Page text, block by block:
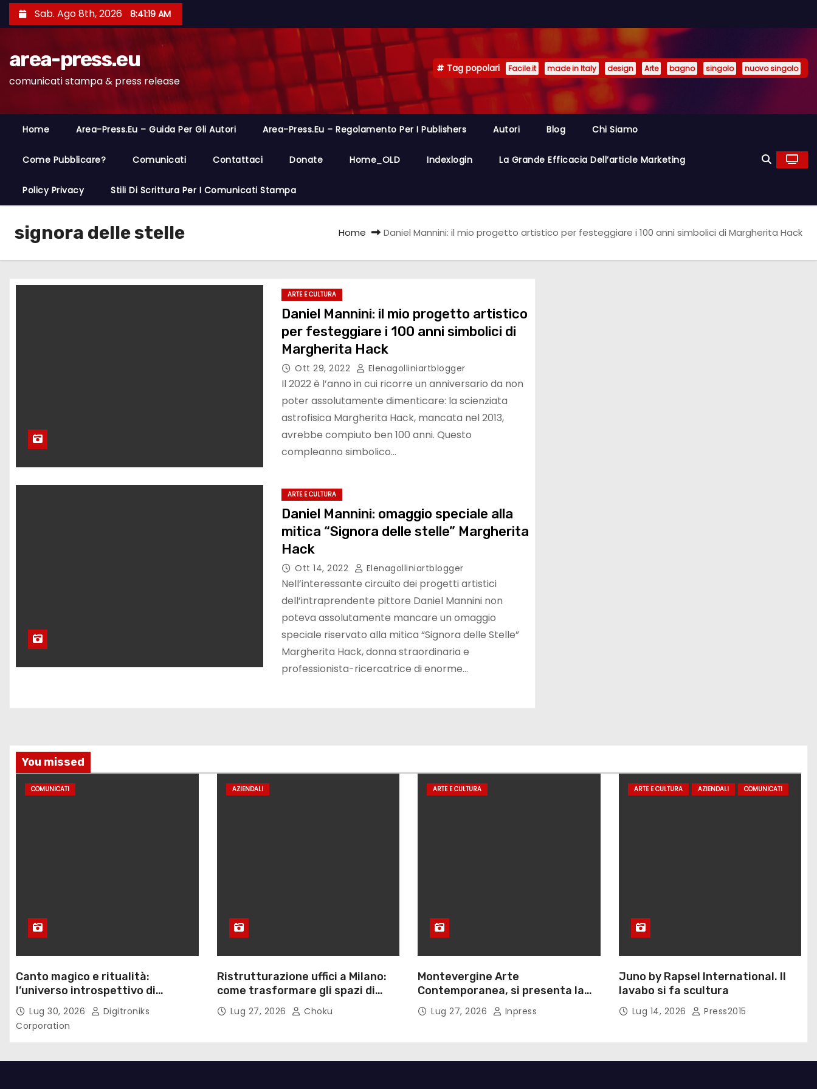
a
o
Sab. Ago 8th, 2026 8:41:19 AM
area-press.eu
comunicati stampa & press release
Tag popolari Facile.it made in Italy design Arte bagno singolo nuovo singolo
Home Area-Press.eu – Guida Per Gli Autori Area-Press.eu – Regolamento Per I Publishers Autori Blog Chi Siamo
Come Pubblicare? Comunicati Contattaci Donate Home_OLD Indexlogin La Grande Efficacia Dell’article Marketing
Policy Privacy Stili Di Scrittura Per I Comunicati Stampa
signora delle stelle Home Daniel Mannini: il mio progetto artistico per festeggiare i 100 anni simbolici di Margherita Hack
ARTE E CULTURA
Daniel Mannini: il mio progetto artistico
per festeggiare i 100 anni simbolici di
Margherita Hack
Ott 29, 2022 Elenagolliniartblogger
Il 2022 è l’anno in cui ricorre un anniversario da non
poter assolutamente dimenticare: la scienziata
astrofisica Margherita Hack, mancata nel 2013,
avrebbe compiuto ben 100 anni. Questo
compleanno simbolico…
ARTE E CULTURA
Daniel Mannini: omaggio speciale alla
mitica “Signora delle stelle” Margherita
Hack
Ott 14, 2022 Elenagolliniartblogger
Nell’interessante circuito dei progetti artistici
dell’intraprendente pittore Daniel Mannini non
poteva assolutamente mancare un omaggio
speciale riservato alla mitica “Signora delle Stelle”
Margherita Hack, donna straordinaria e
professionista-ricercatrice di enorme…
You missed
COMUNICATI
Canto magico e ritualità:
l’universo introspettivo di
Lilinanna
Lug 30, 2026
Digitroniks
Corporation
AZIENDALI
Ristrutturazione uffici a Milano:
come trasformare gli spazi di
lavoro
Lug 27, 2026 Choku
ARTE E CULTURA
Montevergine Arte
Contemporanea, si presenta la
monografia dedicata a Eliana
Adorno
Lug 27, 2026 Inpress
ARTE E CULTURA AZIENDALI COMUNICATI
Juno by Rapsel International. Il
lavabo si fa scultura
Lug 14, 2026 Press2015